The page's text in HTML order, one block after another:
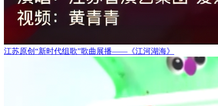
江苏原创“新时代组歌”歌曲展播——《江河湖海》